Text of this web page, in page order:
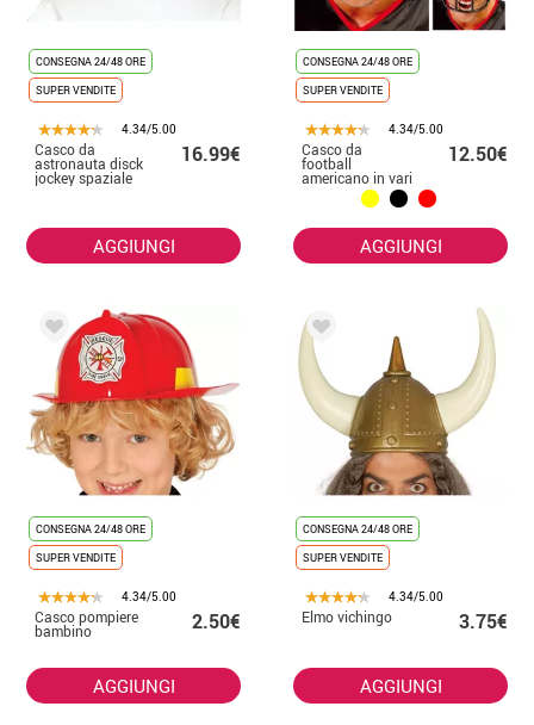
CONSEGNA 24/48 ORE
SUPER VENDITE
4.34/5.00
Casco da
astronauta disck
jockey spaziale
16.99€
AGGIUNGI
CONSEGNA 24/48 ORE
SUPER VENDITE
4.34/5.00
Casco da
football
americano in vari
colori 58/60 cm
di circonferenza
12.50€
AGGIUNGI
CONSEGNA 24/48 ORE
SUPER VENDITE
4.34/5.00
Casco pompiere
bambino 2.50€
AGGIUNGI
CONSEGNA 24/48 ORE
SUPER VENDITE
4.34/5.00
Elmo vichingo 3.75€
AGGIUNGI